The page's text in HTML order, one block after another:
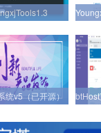
统v5（已开源）